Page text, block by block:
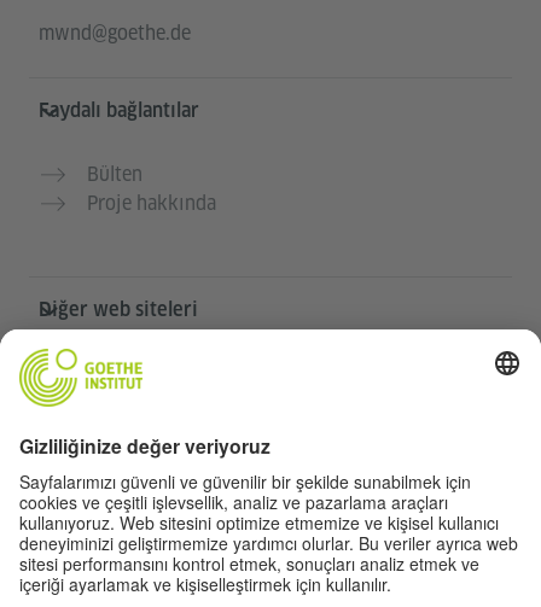
mwnd@goethe.de
Faydalı bağlantılar
Bülten
Proje hakkında
Diğer web siteleri
Community „Deutsch für dich“
Öğretmen portalı “Deutschstunde”
Gizlilik ve erişilebilirlik